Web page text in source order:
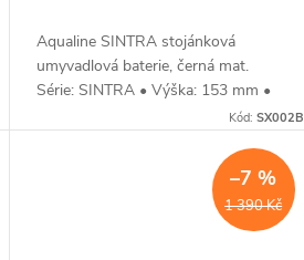
Aqualine SINTRA stojánková
umyvadlová baterie, černá mat.
Série: SINTRA • Výška: 153 mm •
Hloubka: 145 mm • Barva: Černá
Kód: SX002B
1 390 Kč
–7 %